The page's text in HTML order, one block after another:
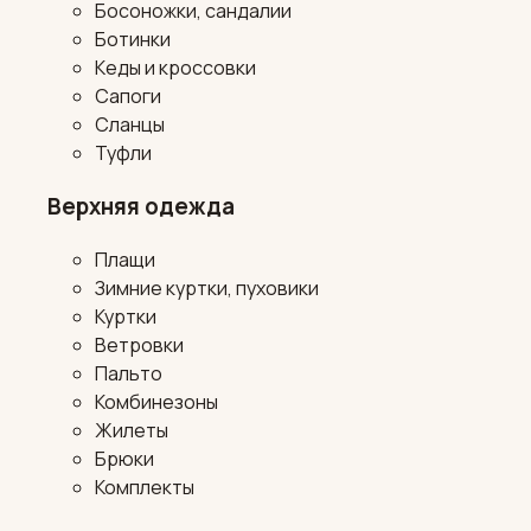
Босоножки, сандалии
Ботинки
Кеды и кроссовки
Сапоги
Сланцы
Туфли
Верхняя одежда
Плащи
Зимние куртки, пуховики
Куртки
Ветровки
Пальто
Комбинезоны
Жилеты
Брюки
Комплекты